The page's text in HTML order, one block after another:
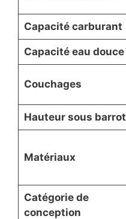
Capacité carburant
Capacité eau douce
Couchages
Hauteur sous barrot
Matériaux
Catégorie de
conception